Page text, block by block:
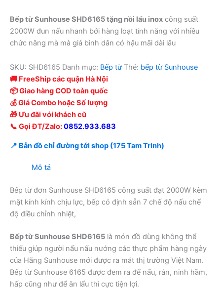
Bếp từ Sunhouse SHD6165 tặng nồi lẩu inox công suất
2000W đun nấu nhanh bởi hàng loạt tính năng với nhiều
chức năng mà mà giá bình dân có hậu mãi dài lâu
SKU: SHD6165 Danh mục: Bếp từ Thẻ: bếp từ Sunhouse
🚚 FreeShip các quận Hà Nội
📦 Giao hàng COD toàn quốc
💰 Giá Combo hoặc Số lượng
🎁 Ưu đãi với khách cũ
📞 Gọi ĐT/Zalo:0852.933.683
📍 Bản đồ chỉ đường tới shop (175 Tam Trinh)
Mô tả
Bếp từ đơn Sunhouse SHD6165 công suất đạt 2000W kèm
mặt kính kính chịu lực, bếp có định sẵn 7 chế độ nấu chế
độ điều chỉnh nhiệt,
Bếp từ Sunhouse SHD6165 là món đồ dùng không thể
thiếu giúp người nấu nấu nướng các thực phẩm hàng ngày
của Hãng Sunhouse mới được ra mắt thị trường Việt Nam.
Bếp từ Sunhouse 6165 được đem ra để nấu, rán, ninh hầm,
hấp cũng như để ăn lẩu thì cực tiện lợi.